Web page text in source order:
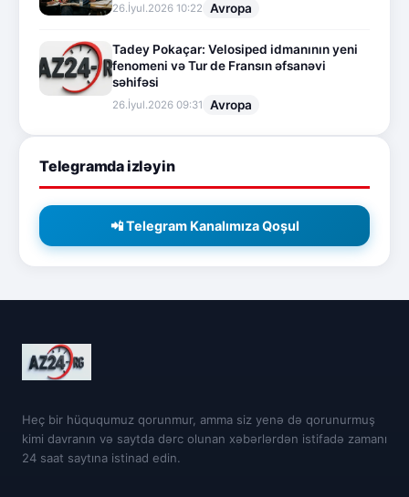
26.İyul.2026 10:22 Avropa
Tadey Pokaçar: Velosiped idmanının yeni
fenomeni və Tur de Fransın əfsanəvi
səhifəsi
26.İyul.2026 09:31 Avropa
Telegramda izləyin
📲 Telegram Kanalımıza Qoşul
Heç bir hüququmuz qorunmur, amma siz yenə də qorunurmuş
kimi davranın və saytda dərc olunan xəbərlərdən istifadə zamanı
24 saat saytına istinad edin.